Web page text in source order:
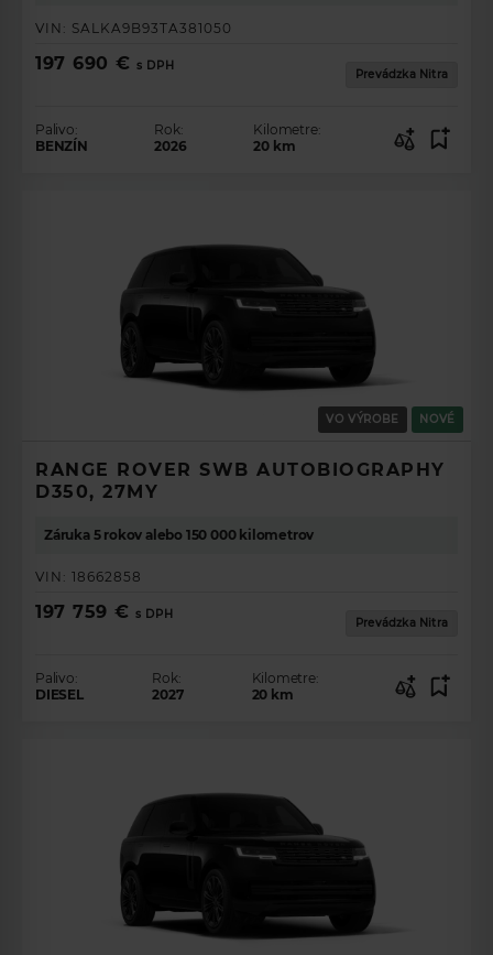
VIN: SALKA9B93TA381050
197 690 € s DPH
Prevádzka Nitra
Palivo:
BENZÍN
Rok:
2026
Kilometre:
20 km
VO VÝROBE NOVÉ
RANGE ROVER SWB AUTOBIOGRAPHY
D350, 27MY
Záruka 5 rokov alebo 150 000 kilometrov
VIN: 18662858
197 759 € s DPH
Prevádzka Nitra
Palivo:
DIESEL
Rok:
2027
Kilometre:
20 km